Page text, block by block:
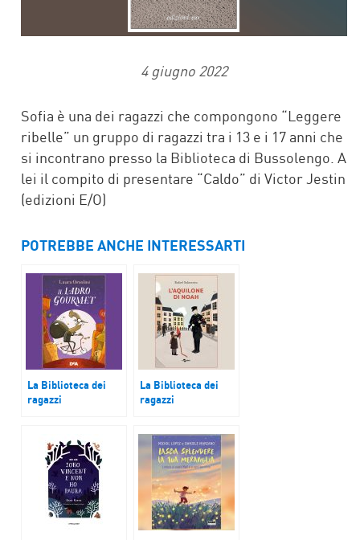
4 giugno 2022
Sofia è una dei ragazzi che compongono “Leggere
ribelle” un gruppo di ragazzi tra i 13 e i 17 anni che
si incontrano presso la Biblioteca di Bussolengo. A
lei il compito di presentare “Caldo” di Victor Jestin
(edizioni E/O)
POTREBBE ANCHE INTERESSARTI
La Biblioteca dei
ragazzi
La Biblioteca dei
ragazzi